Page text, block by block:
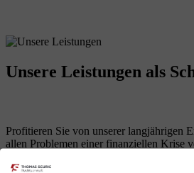
Unsere Leistungen als
Profitieren Sie von unserer langjährigen
allen Problemen einer finanziellen Krise